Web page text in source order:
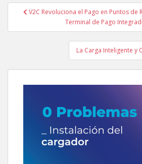
Navegación
entradas
V2C Revoluciona el Pago en Puntos de
Terminal de Pago
La Carga Inteligente y